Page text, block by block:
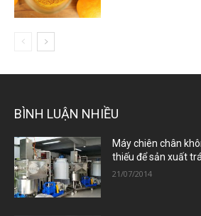
BÌNH LUẬN NHIỀU
Máy chiên chân
thiếu để sản xuất
21/07/2014